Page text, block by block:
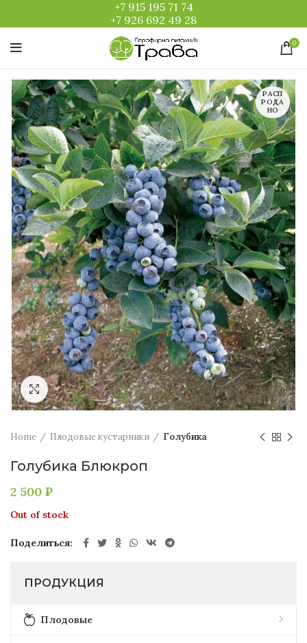
+7 915 195 71 74
+7 926 692 49 28
0
РАСП
РОДА
НО
Увеличить
Home Плодовые кустарники Голубика
Голубика Блюкроп
2 500 ₽
Out of stock
Поделиться
ПРОДУКЦИЯ
Плодовые